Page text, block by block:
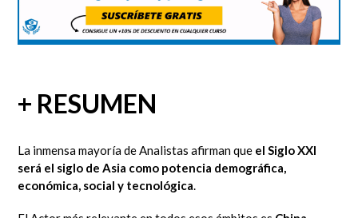
+ RESUMEN
La inmensa mayoría de Analistas afirman que el Siglo XXI
será el siglo de Asia como potencia demográfica,
económica, social y tecnológica.